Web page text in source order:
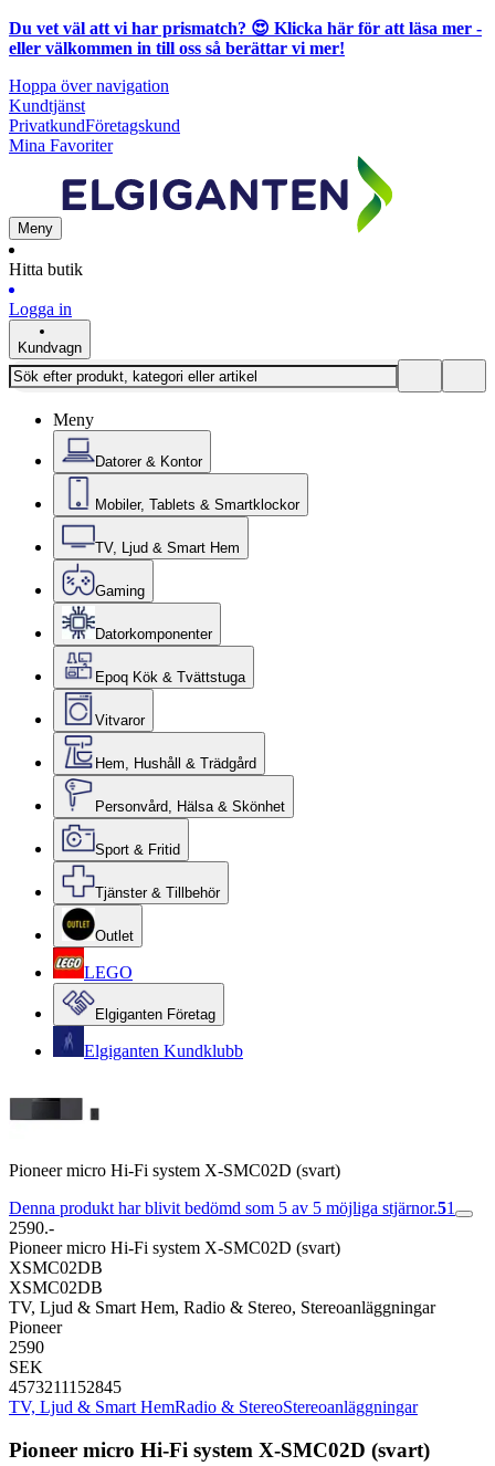
Du vet väl att vi har prismatch? 😍 Klicka här för att läsa mer -
eller välkommen in till oss så berättar vi mer!
Hoppa över navigation
Kundtjänst
PrivatkundFöretagskund
Mina Favoriter
Meny
Hitta butik
Logga in
Kundvagn
Meny
Datorer & Kontor
Mobiler, Tablets & Smartklockor
TV, Ljud & Smart Hem
Gaming
Datorkomponenter
Epoq Kök & Tvättstuga
Vitvaror
Hem, Hushåll & Trädgård
Personvård, Hälsa & Skönhet
Sport & Fritid
Tjänster & Tillbehör
Outlet
LEGO
Elgiganten Företag
Elgiganten Kundklubb
Pioneer micro Hi-Fi system X-SMC02D (svart)
Denna produkt har blivit bedömd som 5 av 5 möjliga stjärnor.51
2590.-
Pioneer micro Hi-Fi system X-SMC02D (svart)
XSMC02DB
XSMC02DB
TV, Ljud & Smart Hem, Radio & Stereo, Stereoanläggningar
Pioneer
2590
SEK
4573211152845
TV, Ljud & Smart HemRadio & StereoStereoanläggningar
Pioneer micro Hi-Fi system X-SMC02D (svart)